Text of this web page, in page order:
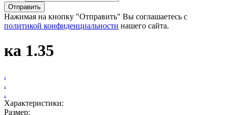
Отправить
Нажимая на кнопку "Отправить" Вы соглашаетесь с
политикой конфиденциальности нашего сайта.
ка 1.35
.
.
.
Характеристики:
Размер: